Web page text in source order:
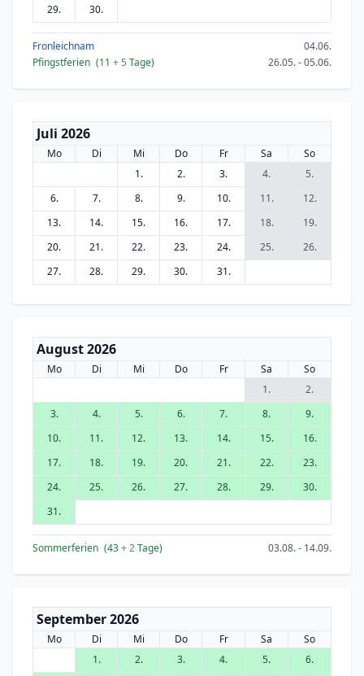
29. 30.
Fronleichnam
04.06.
Pfingstferien (11 + 5 Tage) 26.05. - 05.06.
Juli 2026
Mo Di Mi Do Fr Sa
So
1.
2. 3. 4.
5.
6.
7. 8. 9. 10. 11.
12.
13.
14. 15. 16. 17. 18.
19.
20.
21. 22. 23. 24. 25.
26.
27.
28. 29. 30. 31.
August 2026
Mo Di Mi Do Fr Sa
So
1.
2.
3.
4. 5. 6. 7. 8.
9.
10.
11. 12. 13. 14. 15.
16.
17.
18. 19. 20. 21. 22.
23.
24.
25. 26. 27. 28. 29.
30.
31.
Sommerferien (43+ 2Tage) 03.08. - 14.09.
September 2026
Mo Di Mi Do Fr Sa
So
1.
2. 3. 4. 5.
6.